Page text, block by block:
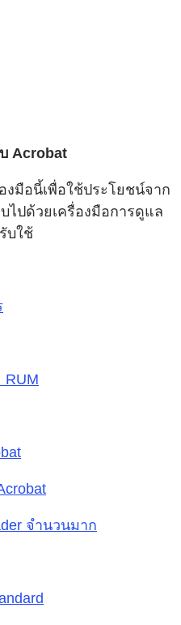
Acrobat
งมือนี้เพื่อใช้ประโยชน์จาก
ไปด้วยเครื่องมือการดูแล
บใช้
RUM
จำนวนมาก